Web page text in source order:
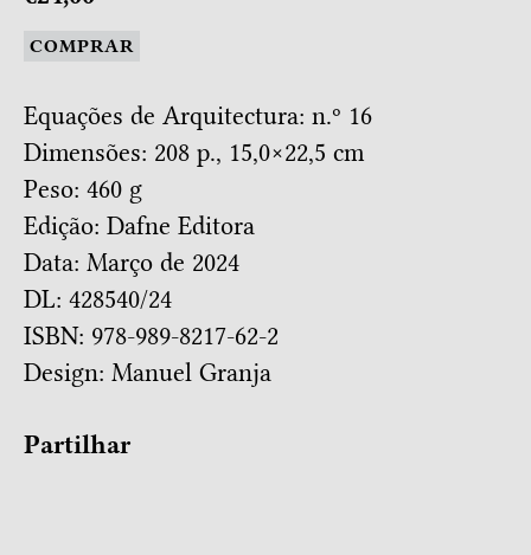
COMPRAR
Equações de Arquitectura: n.º 16
Dimensões: 208 p., 15,0×22,5 cm
Peso: 460 g
Edição: Dafne Editora
Data: Março de 2024
DL: 428540/24
ISBN: 978-989-8217-62-2
Design: Manuel Granja
Partilhar